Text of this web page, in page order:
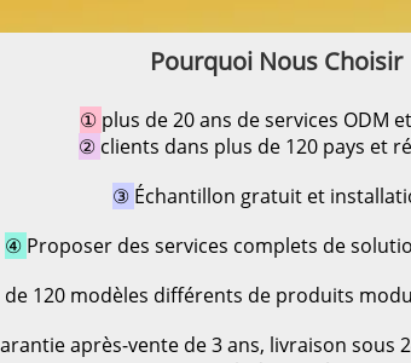
Pourquoi Nous Choisir
① plus de 20 ans de services ODM
② clients dans plus de 120 pays et
③ Échantillon gratuit et
④ Proposer des services complets de
120 modèles différents de produits
après-vente de 3 ans, livraison